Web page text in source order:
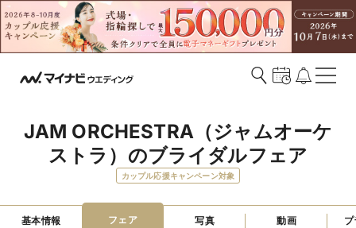
JAM ORCHESTRA（ジャムオーケ
ストラ）のブライダルフェア
カップル応援キャンペーン対象
基本情報 フェア 写真 動画